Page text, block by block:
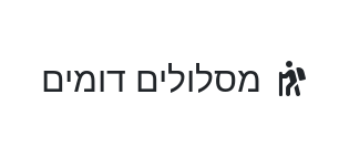
מסלולים דומים